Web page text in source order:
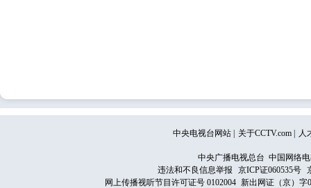
中央电视台网站 关于CCTV.com 人
中央广播电视总台 中国网络
违法和不良信息举报
京ICP证060535号
网上传播视听节目许可证号 0102004 新出网证（京）